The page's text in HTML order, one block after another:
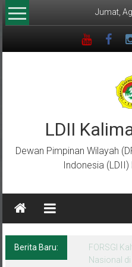
Lompat
ke
Jumat,
LDII
Dewan Pimpinan Wilayah
Indonesia
Berita Baru:
Menempa
di Bumi